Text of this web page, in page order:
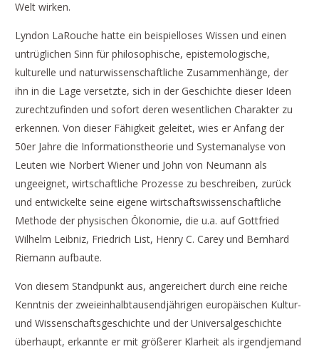
Welt wirken.
Lyndon LaRouche hatte ein beispielloses Wissen und einen
untrüglichen Sinn für philosophische, epistemologische,
kulturelle und naturwissenschaftliche Zusammenhänge, der
ihn in die Lage versetzte, sich in der Geschichte dieser Ideen
zurechtzufinden und sofort deren wesentlichen Charakter zu
erkennen. Von dieser Fähigkeit geleitet, wies er Anfang der
50er Jahre die Informationstheorie und Systemanalyse von
Leuten wie Norbert Wiener und John von Neumann als
ungeeignet, wirtschaftliche Prozesse zu beschreiben, zurück
und entwickelte seine eigene wirtschaftswissenschaftliche
Methode der physischen Ökonomie, die u.a. auf Gottfried
Wilhelm Leibniz, Friedrich List, Henry C. Carey und Bernhard
Riemann aufbaute.
Von diesem Standpunkt aus, angereichert durch eine reiche
Kenntnis der zweieinhalbtausendjährigen europäischen Kultur-
und Wissenschaftsgeschichte und der Universalgeschichte
überhaupt, erkannte er mit größerer Klarheit als irgendjemand